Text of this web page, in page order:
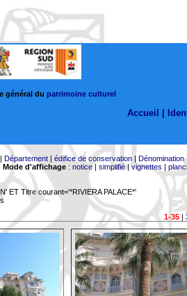
général du patrimoine culturel
Accueil |
Département| édifice de conservation| Dénomination
Mode d'affichage: notice| simplifié|vignettes |
ET Titre courant='*RIVIERA PALACE*'
1-35|